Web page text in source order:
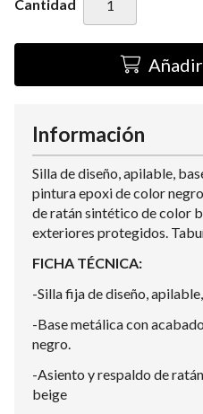
Cantidad
Información
Silla de diseño, apilable,
pintura epoxi de color
de ratán sintético de color
exteriores protegidos.
FICHA TÉCNICA:
-Silla fija de diseño,
-Base metálica con
negro.
-Asiento y respaldo de
beige